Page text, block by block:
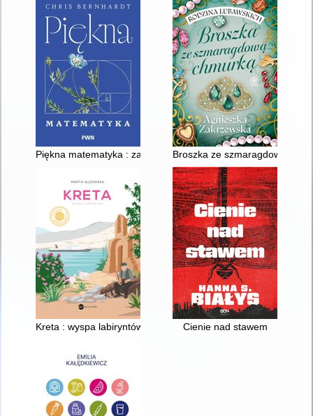
Piękna matematyka : zaskakująco proste pomysły stojące za
Broszka ze szmaragdową
Kreta : wyspa labiryntów Cienie nad stawem